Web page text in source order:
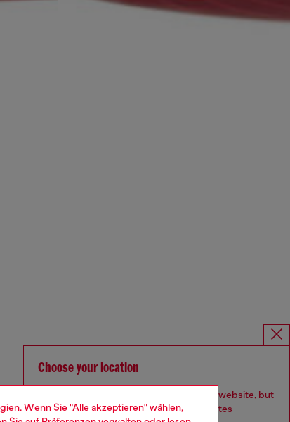
Wenn Sie "Alle akzeptieren" wählen,
Choose your location
You are currently browsing Deutschland website, but
it seems you may be based in United States